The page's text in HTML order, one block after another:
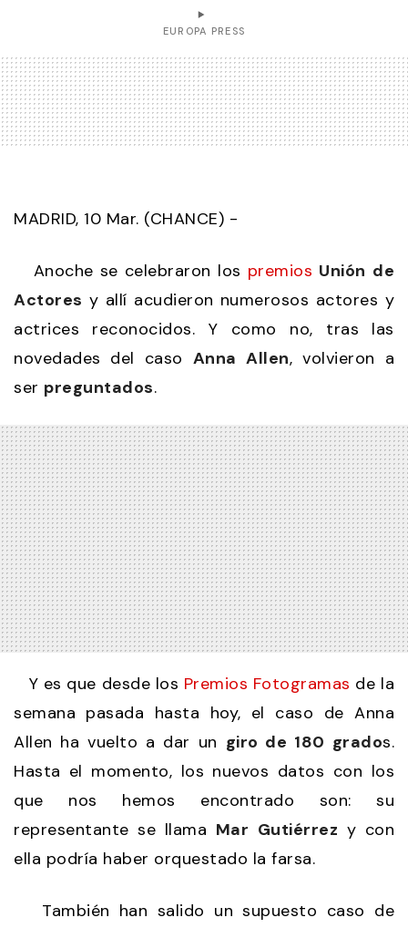
EUROPA PRESS
MADRID, 10 Mar. (CHANCE) -
Anoche se celebraron los premios Unión de
Actores y allí acudieron numerosos actores y
actrices reconocidos. Y como no, tras las
novedades del caso Anna Allen, volvieron a
ser preguntados.
Y es que desde los Premios Fotogramas de la
semana pasada hasta hoy, el caso de Anna
Allen ha vuelto a dar un giro de 180 grados.
Hasta el momento, los nuevos datos con los
que nos hemos encontrado son: su
representante se llama Mar Gutiérrez y con
ella podría haber orquestado la farsa.
También han salido un supuesto caso de